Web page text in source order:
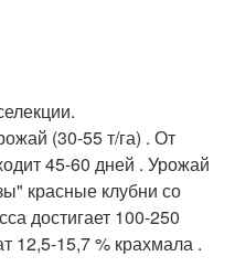
(30-55 т/га) . От
45-60 дней . Урожай
красные клубни со
достигает 100-250
12,5-15,7 % крахмала .